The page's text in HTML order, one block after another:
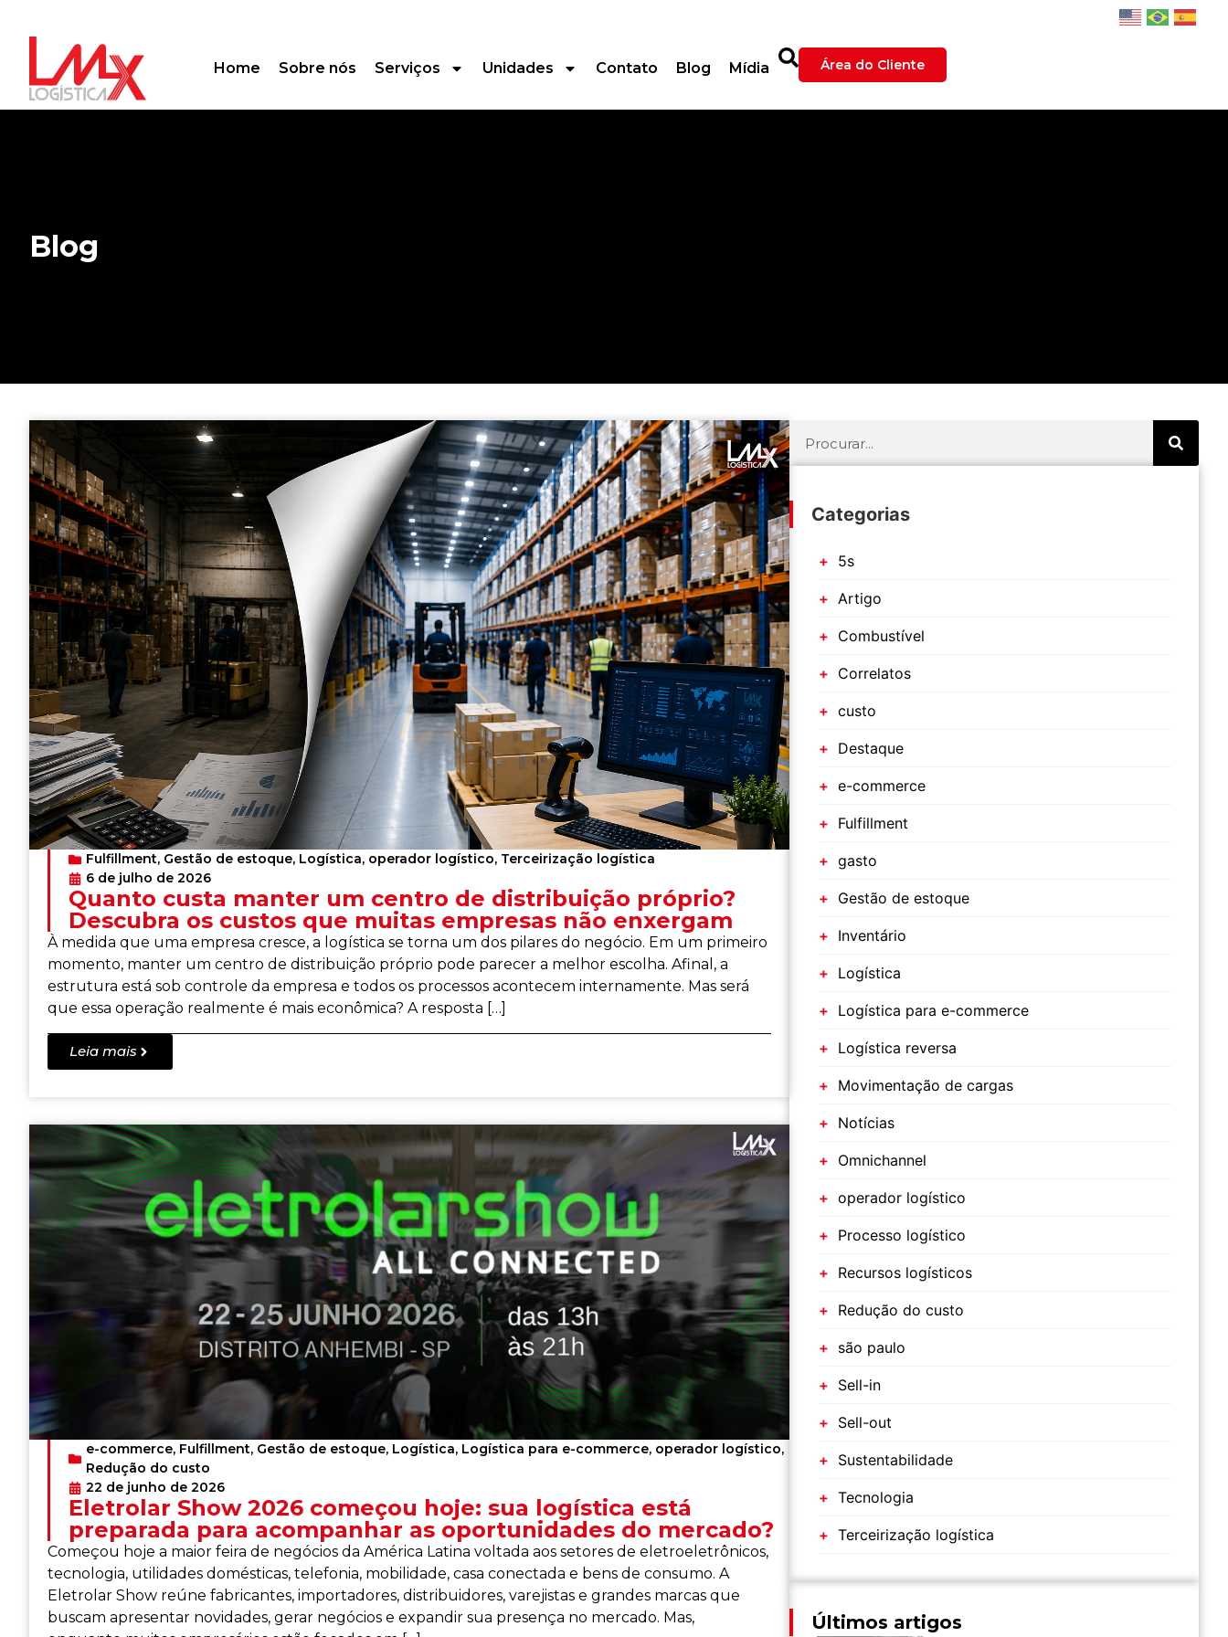
Home Sobre nós Serviços Unidades Contato Blog Mídia Área do Cliente
Blog
Fulfillment, Gestão de estoque, Logística, operador logístico, Terceirização logística
6 de julho de 2026
Quanto custa manter um centro de distribuição próprio?
Descubra os custos que muitas empresas não enxergam
À medida que uma empresa cresce, a logística se torna um dos pilares do negócio. Em um primeiro
momento, manter um centro de distribuição próprio pode parecer a melhor escolha. Afinal, a
estrutura está sob controle da empresa e todos os processos acontecem internamente. Mas será
que essa operação realmente é mais econômica? A resposta […]
Leia mais
e-commerce, Fulfillment, Gestão de estoque, Logística, Logística para e-commerce, operador logístico,
Redução do custo
22 de junho de 2026
Eletrolar Show 2026 começou hoje: sua logística está
preparada para acompanhar as oportunidades do mercado?
Começou hoje a maior feira de negócios da América Latina voltada aos setores de eletroeletrônicos,
tecnologia, utilidades domésticas, telefonia, mobilidade, casa conectada e bens de consumo. A
Eletrolar Show reúne fabricantes, importadores, distribuidores, varejistas e grandes marcas que
buscam apresentar novidades, gerar negócios e expandir sua presença no mercado. Mas,
Categorias
5s
Artigo
Combustível
Correlatos
custo
Destaque
e-commerce
Fulfillment
gasto
Gestão de estoque
Inventário
Logística
Logística para e-commerce
Logística reversa
Movimentação de cargas
Notícias
Omnichannel
operador logístico
Processo logístico
Recursos logísticos
Redução do custo
são paulo
Sell-in
Sell-out
Sustentabilidade
Tecnologia
Terceirização logística
Últimos artigos